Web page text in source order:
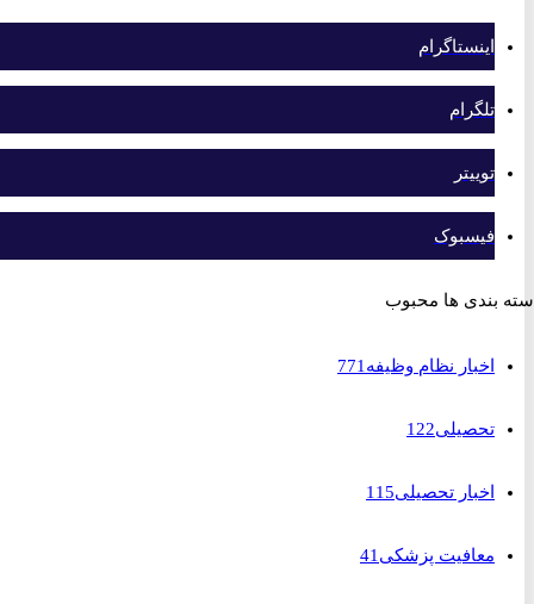
اینستاگرام
تلگرام
توییتر
فیسبوک
ها محبوب
اخبار نظام وظیفه771
تحصیلی122
اخبار تحصیلی115
معافیت پزشکی41